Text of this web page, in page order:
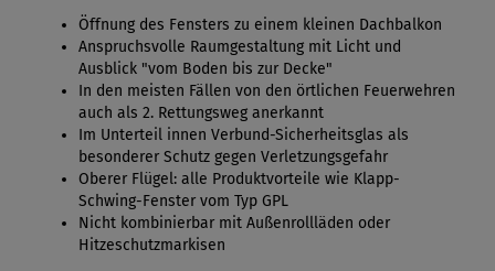
Öffnung des Fensters zu einem kleinen Dachbalkon
Anspruchsvolle Raumgestaltung mit Licht und
Ausblick "vom Boden bis zur Decke"
In den meisten Fällen von den örtlichen Feuerwehren
auch als 2. Rettungsweg anerkannt
Im Unterteil innen Verbund-Sicherheitsglas als
besonderer Schutz gegen Verletzungsgefahr
Oberer Flügel: alle Produktvorteile wie Klapp-
Schwing-Fenster vom Typ GPL
Nicht kombinierbar mit Außenrollläden oder
Hitzeschutzmarkisen